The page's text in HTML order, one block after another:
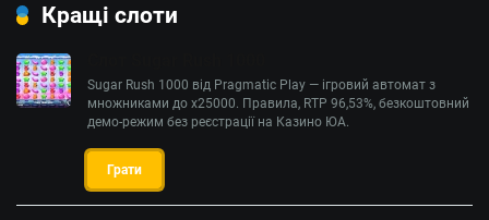
Кращі слоти
Sugar Rush 1000 від Pragmatic Play — ігровий автомат з
множниками до х25000. Правила, RTP 96,53%, безкоштовний
демо-режим без реєстрації на Казино ЮА.
Грати